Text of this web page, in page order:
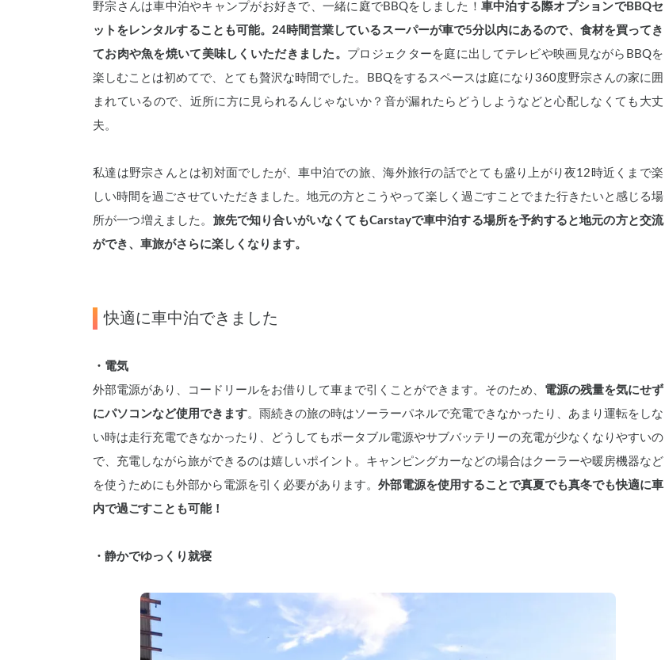
野宗さんは車中泊やキャンプがお好きで、一緒に庭でBBQをしました！ 車中泊する際オプションでBBQセ
ットをレンタルすることも可能。24時間営業しているスーパーが車で5分以内にあるので、食材を買ってき
てお肉や魚を焼いて美味しくいただきました。 プロジェクターを庭に出してテレビや映画見ながらBBQを
楽しむことは初めてで、とても贅沢な時間でした。BBQをするスペースは庭になり360度野宗さんの家に囲
まれているので、近所に方に見られるんじゃないか？音が漏れたらどうしようなどと心配しなくても大丈
夫。
私達は野宗さんとは初対面でしたが、車中泊での旅、海外旅行の話でとても盛り上がり夜12時近くまで楽
しい時間を過ごさせていただきました。地元の方とこうやって楽しく過ごすことでまた行きたいと感じる場
所が一つ増えました。 旅先で知り合いがいなくてもCarstayで車中泊する場所を予約すると地元の方と交流
ができ、車旅がさらに楽しくなります。
快適に車中泊できました
・電気
外部電源があり、コードリールをお借りして車まで引くことができます。そのため、 電源の残量を気にせず
にパソコンなど使用できます。雨続きの旅の時はソーラーパネルで充電できなかったり、あまり運転をしな
い時は走行充電できなかったり、どうしてもポータブル電源やサブバッテリーの充電が少なくなりやすいの
で、充電しながら旅ができるのは嬉しいポイント。キャンピングカーなどの場合はクーラーや暖房機器など
を使うためにも外部から電源を引く必要があります。 外部電源を使用することで真夏でも真冬でも快適に車
内で過ごすことも可能！
・静かでゆっくり就寝